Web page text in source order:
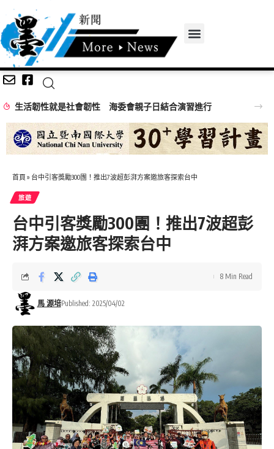
生活韌性就是社會韌性 海委會親子日結合演習進行
首頁 » 台中引客獎勵300團！推出7波超彭湃方案邀旅客探索台中
旅遊
台中引客獎勵300團！推出7波超彭
湃方案邀旅客探索台中
馬 源培Published: 2025/04/02
8 Min Read